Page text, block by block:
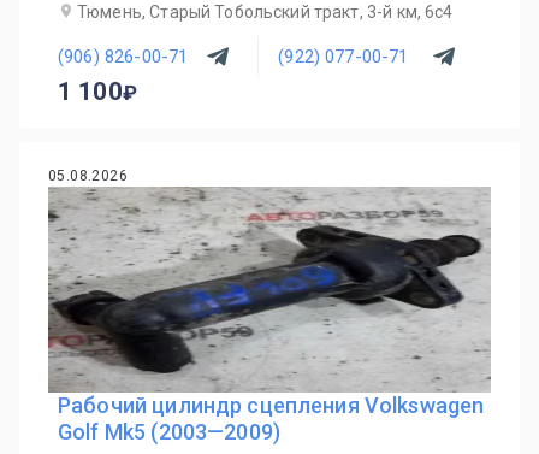
Тюмень, Старый Тобольский тракт, 3-й км, 6с4
(906) 826-00-71 (922) 077-00-71
1 100
05.08.2026
Рабочий цилиндр сцепления Volkswagen
Golf Mk5 (2003—2009)